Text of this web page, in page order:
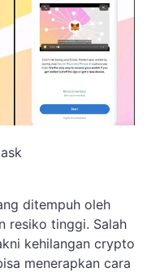
ditempuh oleh
resiko tinggi. Salah
kehilangan crypto
menerapkan cara